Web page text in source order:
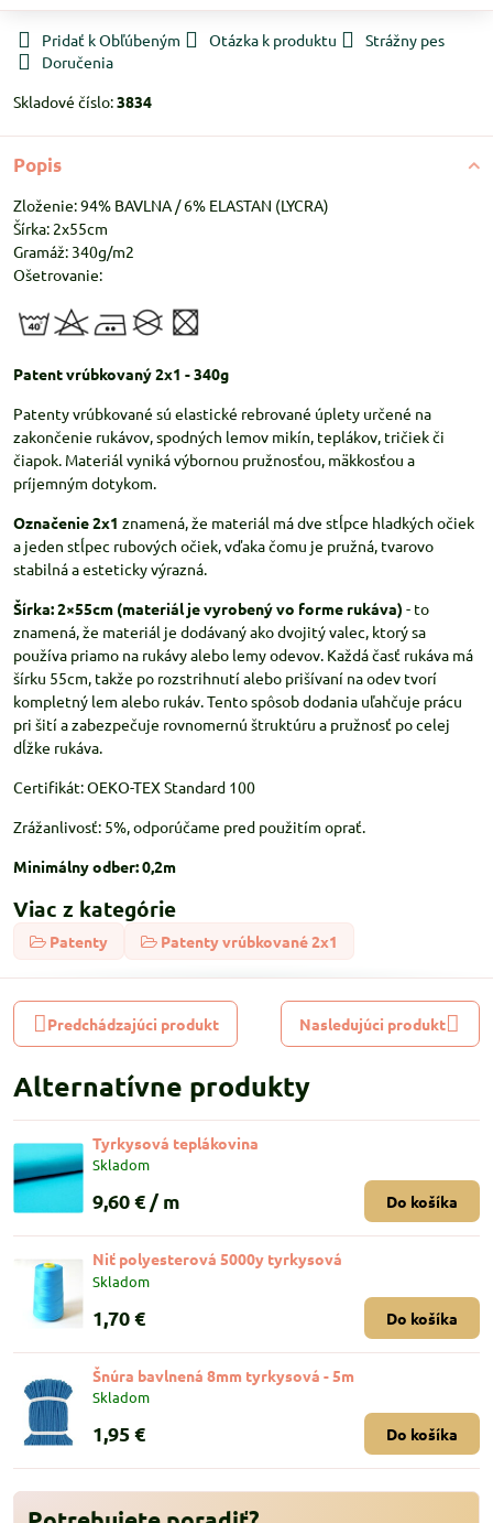
Pridať k Obľúbeným Otázka k produktu
Strážny pes
Doručenia
Skladové číslo:3834
Popis
Zloženie: 94% BAVLNA / 6% ELASTAN (LYCRA)
Šírka: 2x55cm
Gramáž: 340g/m2
Ošetrovanie:
Patent vrúbkovaný 2x1 - 340g
Patenty vrúbkované sú elastické rebrované úplety určené na
zakončenie rukávov, spodných lemov mikín, teplákov, tričiek či
čiapok. Materiál vyniká výbornou pružnosťou, mäkkosťou a
príjemným dotykom.
Označenie 2x1 znamená, že materiál má dve stĺpce hladkých očiek
a jeden stĺpec rubových očiek, vďaka čomu je pružná, tvarovo
stabilná a esteticky výrazná.
Šírka: 2×55cm (materiál je vyrobený vo forme rukáva) - to
znamená, že materiál je dodávaný ako dvojitý valec, ktorý sa
používa priamo na rukávy alebo lemy odevov. Každá časť rukáva má
šírku 55cm, takže po rozstrihnutí alebo prišívaní na odev tvorí
kompletný lem alebo rukáv. Tento spôsob dodania uľahčuje prácu
pri šití a zabezpečuje rovnomernú štruktúru a pružnosť po celej
dĺžke rukáva.
Certifikát: OEKO-TEX Standard 100
Zrážanlivosť: 5%, odporúčame pred použitím oprať.
Minimálny odber: 0,2m
Viac z kategórie
Patenty Patenty vrúbkované 2x1
Predchádzajúci produkt Nasledujúci produkt
Alternatívne produkty
Tyrkysová teplákovina
Skladom
9,60 € / m Do košíka
Niť polyesterová 5000y tyrkysová
Skladom
1,70 € Do košíka
Šnúra bavlnená 8mm tyrkysová - 5m
Skladom
1,95 € Do košíka